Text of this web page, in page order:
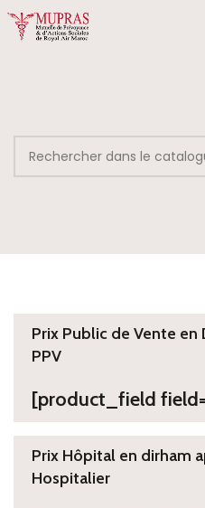
Prix Public de Vente en
PPV
[product_field
Prix Hôpital en dirham
Hospitalier